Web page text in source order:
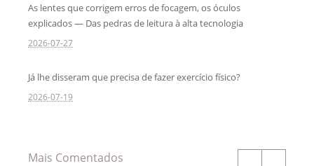
As lentes que corrigem erros de focagem, os óculos
explicados — Das pedras de leitura à alta tecnologia
2026-07-27
Já lhe disseram que precisa de fazer exercício físico?
2026-07-19
Mais Comentados